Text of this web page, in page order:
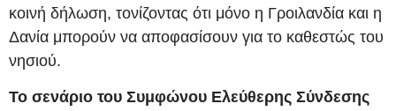
κοινή δήλωση, τονίζοντας ότι μόνο η Γροιλανδία και η
Δανία μπορούν να αποφασίσουν για το καθεστώς του
νησιού.
Το σενάριο του Συμφώνου Ελεύθερης Σύνδεσης